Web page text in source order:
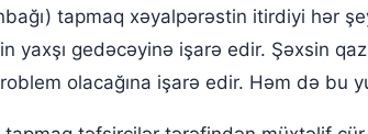
tapmaq xəyalpərəstin itirdiyi hər
yaxşı gedəcəyinə işarə edir. Şəxsin
olacağına işarə edir. Həm də bu